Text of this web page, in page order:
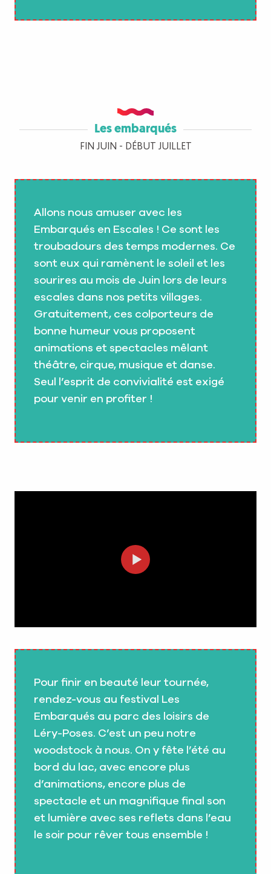
Les embarqués
FIN JUIN - DÉBUT JUILLET
Allons nous amuser avec les
Embarqués en Escales ! Ce sont les
troubadours des temps modernes. Ce
sont eux qui ramènent le soleil et les
sourires au mois de Juin lors de leurs
escales dans nos petits villages.
Gratuitement, ces colporteurs de
bonne humeur vous proposent
animations et spectacles mêlant
théâtre, cirque, musique et danse.
Seul l’esprit de convivialité est exigé
pour venir en profiter !
Pour finir en beauté leur tournée,
rendez-vous au festival Les
Embarqués au parc des loisirs de
Léry-Poses. C’est un peu notre
woodstock à nous. On y fête l’été au
bord du lac, avec encore plus
d’animations, encore plus de
spectacle et un magnifique final son
et lumière avec ses reflets dans l’eau
le soir pour rêver tous ensemble !